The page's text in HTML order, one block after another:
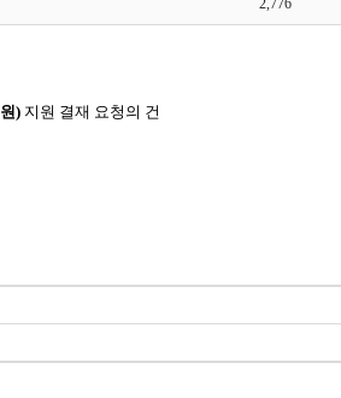
2,776
원) 지원 결재 요청의 건